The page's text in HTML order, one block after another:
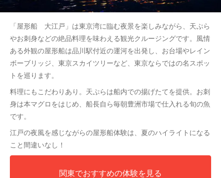
「屋形船 大江戸」は東京湾に臨む夜景を楽しみながら、天ぷら
やお刺身などの絶品料理を味わえる観光クルージングです。風情
ある外観の屋形船は品川駅付近の運河を出発し、お台場やレイン
ボーブリッジ、東京スカイツリーなど、東京ならではの名スポッ
トを巡ります。
料理にもこだわりあり。天ぷらは船内での揚げたてを提供。お刺
身は本マグロをはじめ、船長自ら毎朝豊洲市場で仕入れる旬の魚
です。
江戸の夜風を感じながらの屋形船体験は、夏のハイライトになる
こと間違いなし！
関東でおすすめの体験を見る